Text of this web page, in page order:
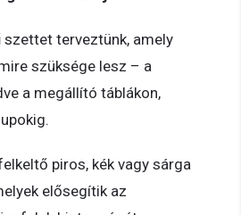
terveztünk, amely
szüksége lesz – a
a megállító táblákon,
piros, kék vagy sárga
elősegítik az